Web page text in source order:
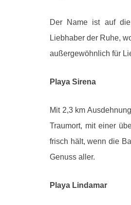
Der Name ist auf die
Liebhaber der Ruhe,
außergewöhnlich für
Playa Sirena
Mit 2,3 km
Traumort, mit einer
frisch hält, wenn die
Genuss aller.
Playa Lindamar